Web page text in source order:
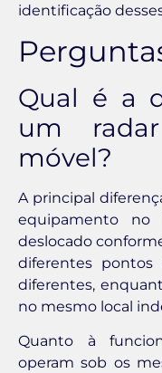
identificação
Qual é a
um
móvel?
A principal
equipamento no
deslocado
diferentes
diferentes,
no mesmo local
Quanto à
operam sob os